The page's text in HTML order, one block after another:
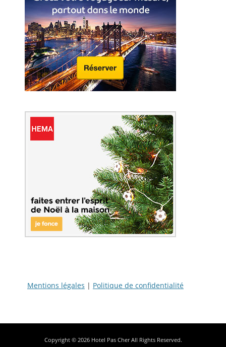
Mentions légales | Politique de confidentialité
Copyright © 2026 Hotel Pas CherAll Rights Reserved.